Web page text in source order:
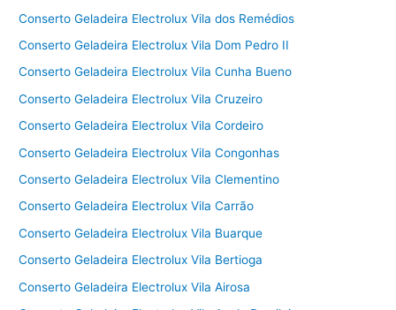
Conserto Geladeira Electrolux Vila dos Remédios
Conserto Geladeira Electrolux Vila Dom Pedro II
Conserto Geladeira Electrolux Vila Cunha Bueno
Conserto Geladeira Electrolux Vila Cruzeiro
Conserto Geladeira Electrolux Vila Cordeiro
Conserto Geladeira Electrolux Vila Congonhas
Conserto Geladeira Electrolux Vila Clementino
Conserto Geladeira Electrolux Vila Carrão
Conserto Geladeira Electrolux Vila Buarque
Conserto Geladeira Electrolux Vila Bertioga
Conserto Geladeira Electrolux Vila Airosa